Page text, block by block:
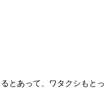
とあって、ワタクシもとっ